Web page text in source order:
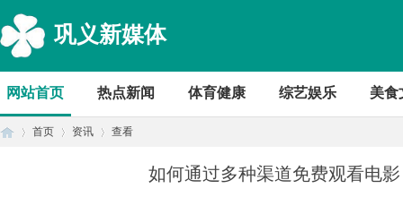
巩义新媒体
网站首页 热点新闻 体育健康 综艺娱乐 美食
首页 资讯 查看
如何通过多种渠道免费观看电